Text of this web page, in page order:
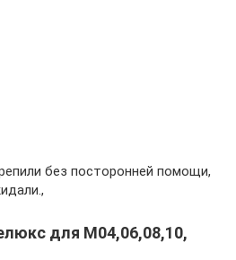
без посторонней помощи,
для M04,06,08,10,